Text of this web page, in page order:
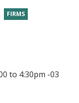
FIRMS
to 4:30pm -03